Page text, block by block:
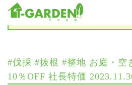
お知らせ
#伐採 #抜根 #整地 お庭・空
10％OFF 社長特価